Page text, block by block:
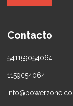
Contacto
541159054064
1159054064